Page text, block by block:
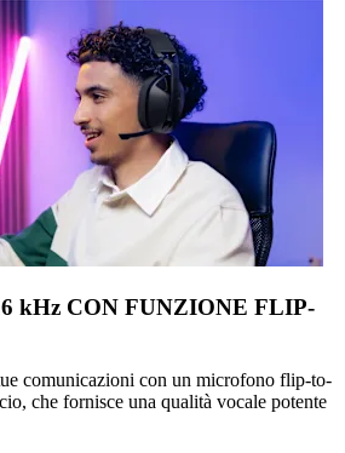
kHz CON FUNZIONE FLIP-
comunicazioni con un microfono flip-to-
che fornisce una qualità vocale potente